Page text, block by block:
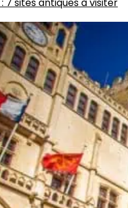
: 7 sites antiques à visiter